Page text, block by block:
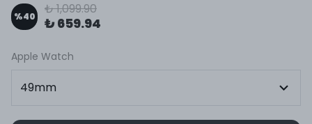
%40 ₺ 1,099.90
₺ 659.94
Apple Watch